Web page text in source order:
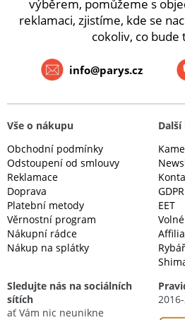
výběrem, pomůžeme s
reklamaci, zjistíme, kde se
cokoliv, co bude
info@parys.cz
Vše o nákupu
Obchodní podmínky
Odstoupení od smlouvy
Reklamace
Doprava
Platební metody
Věrnostní program
Nákupní rádce
Nákup na splátky
GDPR
EET
Sledujte nás na sociálních
sítích
ať Vám nic neunikne